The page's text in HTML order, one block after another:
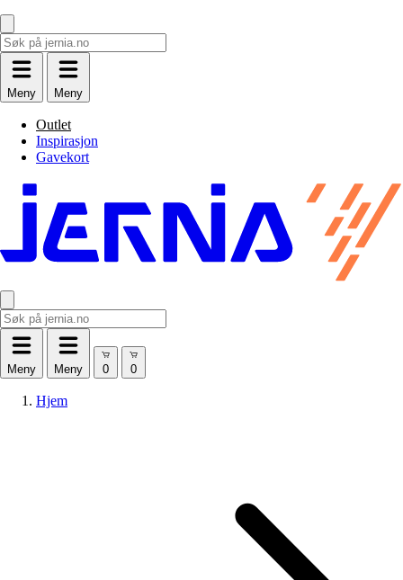
Meny Meny
Outlet
Inspirasjon
Gavekort
Meny Meny
Hjem